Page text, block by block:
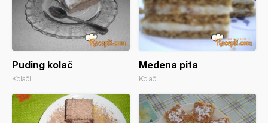
Puding kolač
Kolači
Medena pita
Kolači